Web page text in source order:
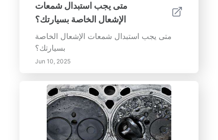
متى يجب استبدال شمعات
الإشعال الخاصة بسيارتك؟
متى يجب استبدال شمعات الإشعال الخاصة
بسيارتك؟
Jun 10, 2025